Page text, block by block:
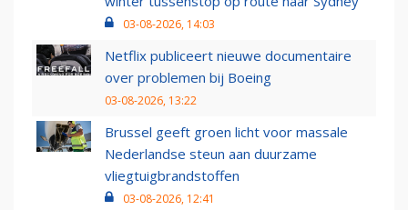
03-08-2026, 14:03
Netflix publiceert nieuwe documentaire
over problemen bij Boeing
03-08-2026, 13:22
Brussel geeft groen licht voor massale
Nederlandse steun aan duurzame
vliegtuigbrandstoffen
03-08-2026, 12:41